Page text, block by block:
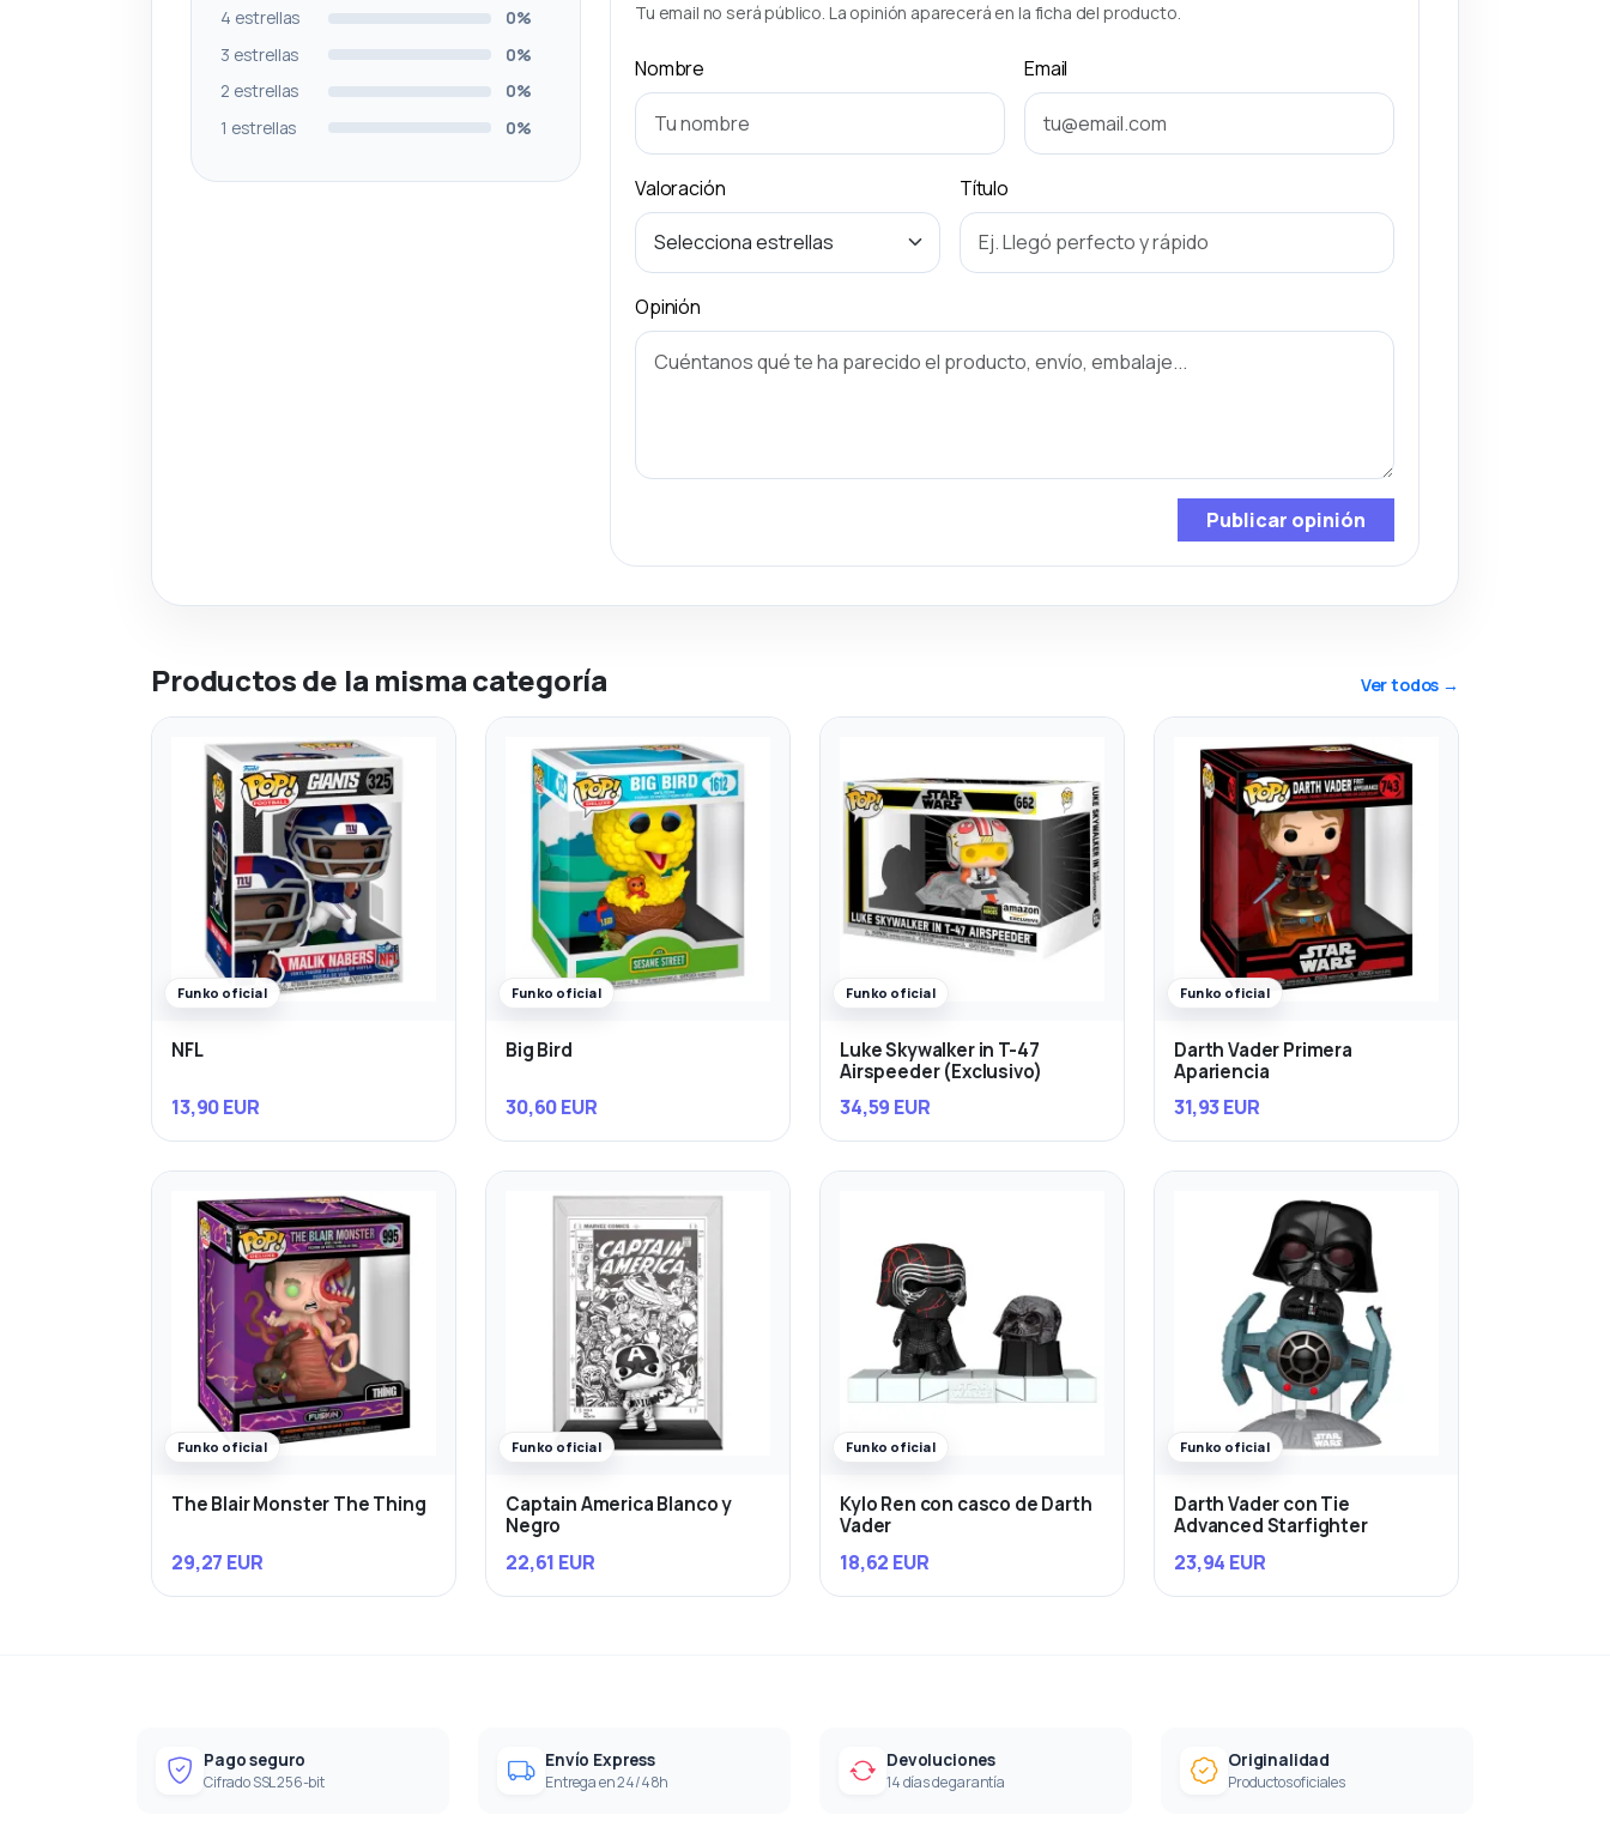
4 estrellas
0%
3 estrellas
0%
2 estrellas
0%
1 estrellas
0%
Tu email no será público. La opinión aparecerá en la ficha del producto.
Nombre Email
Valoración Título
Opinión
Publicar opinión
Productos de la misma categoría Ver todos →
Funko oficial
NFL
13,90 EUR
Funko oficial
Big Bird
30,60 EUR
Funko oficial
Luke Skywalker in T-47
Airspeeder (Exclusivo)
34,59 EUR
Funko oficial
Darth Vader Primera
Apariencia
31,93 EUR
Funko oficial
The Blair Monster The Thing
29,27 EUR
Funko oficial
Captain America Blanco y
Negro
22,61 EUR
Funko oficial
Kylo Ren con casco de Darth
Vader
18,62 EUR
Funko oficial
Darth Vader con Tie
Advanced Starfighter
23,94 EUR
Pago seguro
Cifrado SSL 256-bit
Envío Express
Entrega en 24/48h
Devoluciones
14 días de garantía
Originalidad
Productos oficiales